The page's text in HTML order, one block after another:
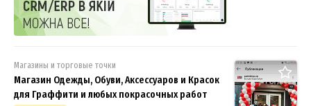
Магазины и торговые точки
Магазин Одежды, Обуви, Аксессуаров и Красок
для Граффити и любых покрасочных работ